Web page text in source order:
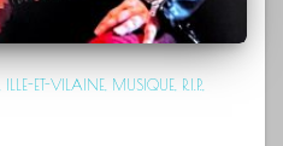
ILLE-ET-VILAINE MUSIQUE R.I.P.